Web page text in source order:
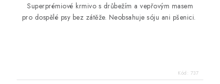
Superprémiové krmivo s drůbežím a vepřovým masem
pro dospělé psy bez zátěže. Neobsahuje sóju ani pšenici.
Kód: 737